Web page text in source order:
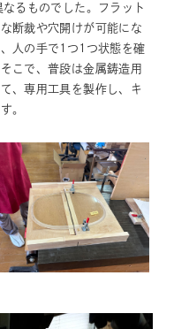
るものでした。フラット
断裁や穴開けが可能にな
人の手で1つ1つ状態を確
こで、普段は金属鋳造用
、専用工具を製作し、キ
。